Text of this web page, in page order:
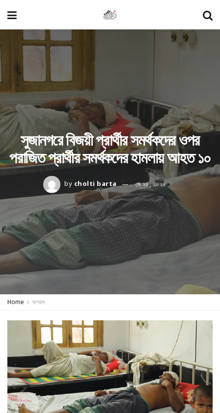
সুজানগরে বিজয়ী প্রার্থীর সমর্থকদের ওপর
পরাজিত প্রার্থীর সমর্থকদের হামলায় আহত ১০
by cholti barta মে ২৫, ২০২৪
Home অপরাধ